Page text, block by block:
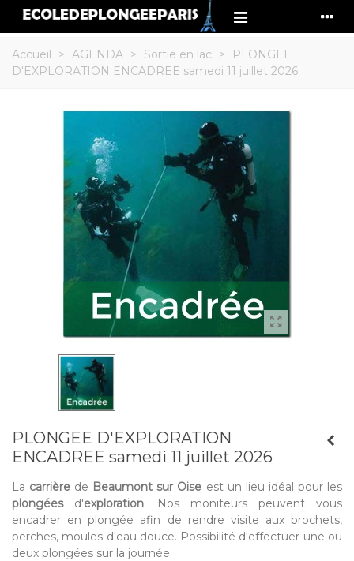
Accueil > AGENDA > Sortie en lac >
PLONGEE
D'EXPLORATION ENCADREE samedi 11 juillet 2026
PLONGEE D'EXPLORATION
ENCADREE samedi 11 juillet 2026
La carrière de Beaumont sur Oise est un lieu idéal pour les
plongéesd'exploration. Nos moniteurs peuvent vous
encadrer en plongée afin de rendre visite aux brochets,
perches, moules d'eau douce. Possibilité d'effectuer une ou
deux plongées sur la journée.